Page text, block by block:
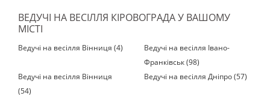
ВЕДУЧІ НА ВЕСІЛЛЯ КІРОВОГРАДА У ВАШОМУ
МІСТІ
Ведучі на весілля Вінниця (4)
Ведучі на весілля Івано-
Франківськ (98)
Ведучі на весілля Вінниця
(54)
Ведучі на весілля Дніпро (57)